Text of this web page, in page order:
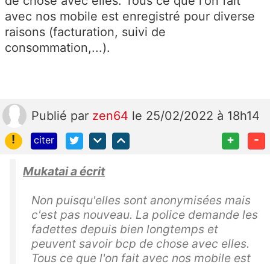
avec nos mobile est enregistré pour diverse
raisons (facturation, suivi de
consommation,...).
Publié par zen64 le 25/02/2022 à 18h14
!
citer + -
Mukatai a écrit
Non puisqu'elles sont anonymisées mais
c'est pas nouveau. La police demande les
fadettes depuis bien longtemps et
peuvent savoir bcp de chose avec elles.
Tous ce que l'on fait avec nos mobile est